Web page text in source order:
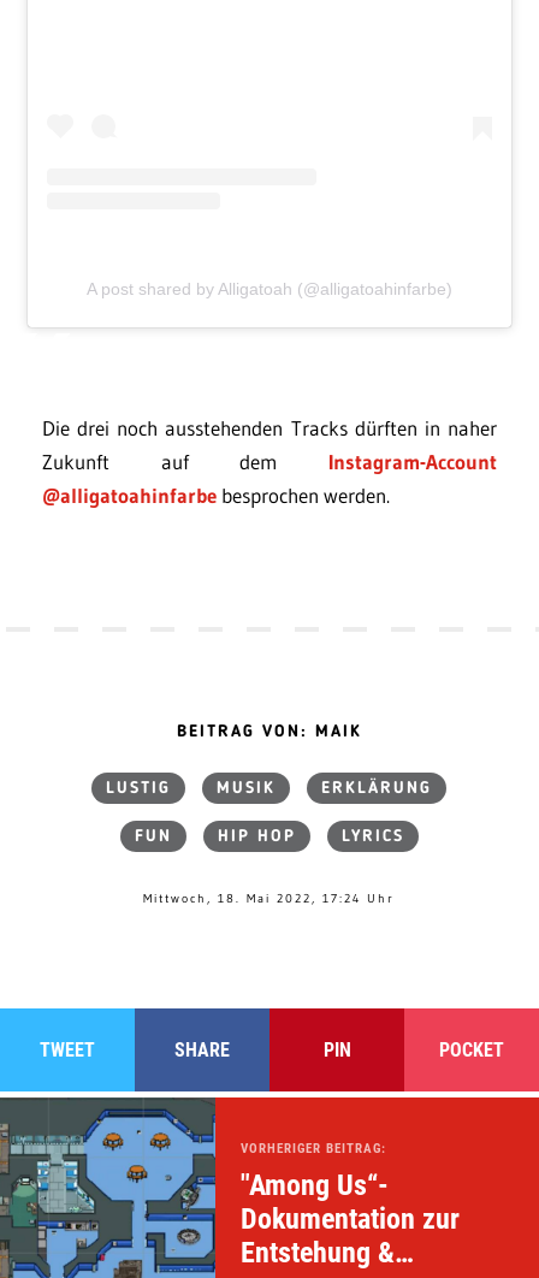
A post shared by Alligatoah (@alligatoahinfarbe)
Die drei noch ausstehenden Tracks dürften in naher
Zukunft auf dem Instagram-Account
@alligatoahinfarbe besprochen werden.
BEITRAG VON: MAIK
LUSTIG MUSIK ERKLÄRUNG
FUN HIP HOP LYRICS
Mittwoch, 18. Mai 2022, 17:24 Uhr
TWEET SHARE PIN POCKET
VORHERIGER BEITRAG:
"Among Us“-
Dokumentation zur
Entstehung &